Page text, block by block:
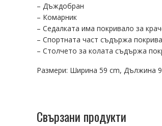
– Дъждобран
– Комарник
– Седалката има покривало за
– Спортната част съдържа
– Столчето за колата съдържа
Размери: Ширина 59 cm, Дължина
Свързани продукти